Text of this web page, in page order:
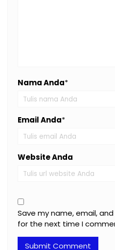
Nama Anda*
Email Anda*
Website Anda
Save my name, email,
for the next time I